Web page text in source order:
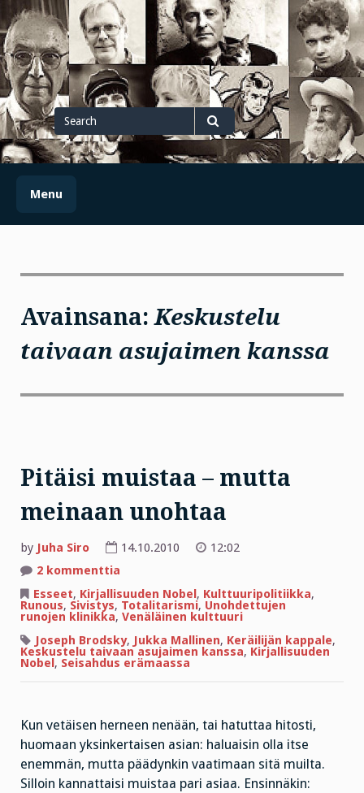
Skip
to
content
Search
for
Search
Menu
Avainsana:Keskustelu
taivaan asujaimen kanssa
Pitäisi muistaa – mutta
meinaan unohtaa
by Juha Siro 14.10.2010
12:02
2 kommenttia
muistaa
–
mutta
unohtaa
Esseet, Kirjallisuuden Nobel , Kulttuuripolitiikka,
Runous, Sivistys, Totalitarismi, Unohdettujen
runojen klinikka, Venäläinen kulttuuri
Joseph Brodsky, Jukka Mallinen, Keräilijän kappale,
Keskustelu taivaan asujaimen kanssa, Kirjallisuuden
Nobel, Seisahdus erämaassa
Kun vetäisen herneen nenään, tai hatuttaa hitosti,
huomaan yksinkertaisen asian: haluaisin olla itse
enemmän, mutta päädynkin vaatimaan sitä muilta.
Silloin kannattaisi muistaa pari asiaa. Ensinnäkin: